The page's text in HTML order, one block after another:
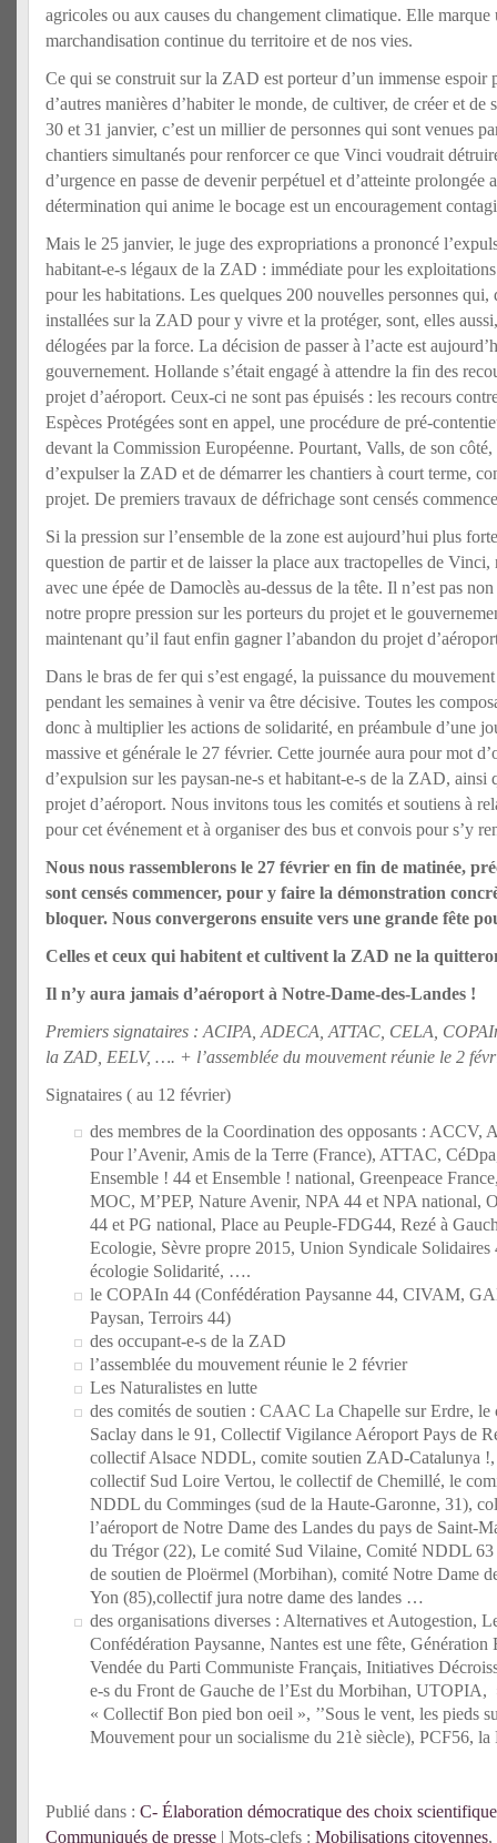
agricoles ou aux causes du changement climatique. Elle marque
marchandisation continue du territoire et de nos vies.
Ce qui se construit sur la ZAD est porteur d’un immense espoir
d’autres manières d’habiter le monde, de cultiver, de créer et de
30 et 31 janvier, c’est un millier de personnes qui sont venues
chantiers simultanés pour renforcer ce que Vinci voudrait
d’urgence en passe de devenir perpétuel et d’atteinte prolongée
détermination qui anime le bocage est un encouragement
Mais le 25 janvier, le juge des expropriations a prononcé
habitant-e-s légaux de la ZAD : immédiate pour les
pour les habitations. Les quelques 200 nouvelles personnes qui,
installées sur la ZAD pour y vivre et la protéger, sont, elles
délogées par la force. La décision de passer à l’acte est
gouvernement. Hollande s’était engagé à attendre la fin des
projet d’aéroport. Ceux-ci ne sont pas épuisés : les recours
Espèces Protégées sont en appel, une procédure de pré-
devant la Commission Européenne. Pourtant, Valls, de son
d’expulser la ZAD et de démarrer les chantiers à court terme,
projet. De premiers travaux de défrichage sont censés
Si la pression sur l’ensemble de la zone est aujourd’hui plus
question de partir et de laisser la place aux tractopelles de
avec une épée de Damoclès au-dessus de la tête. Il n’est pas
notre propre pression sur les porteurs du projet et le
maintenant qu’il faut enfin gagner l’abandon du projet
Dans le bras de fer qui s’est engagé, la puissance du
pendant les semaines à venir va être décisive. Toutes les
donc à multiplier les actions de solidarité, en préambule d’une
massive et générale le 27 février. Cette journée aura pour mot
d’expulsion sur les paysan-ne-s et habitant-e-s de la ZAD, ainsi
projet d’aéroport. Nous invitons tous les comités et soutiens à
pour cet événement et à organiser des bus et convois pour s’y
Nous nous rassemblerons le 27 février en fin de matinée,
sont censés commencer, pour y faire la démonstration
bloquer. Nous convergerons ensuite vers une grande fête
Celles et ceux qui habitent et cultivent la ZAD ne la
Il n’y aura jamais d’aéroport à Notre-Dame-des-Landes !
Premiers signataires : ACIPA, ADECA, ATTAC, CELA,
la ZAD, EELV, …. + l’assemblée du mouvement réunie le 2
Signataires ( au 12 février)
des membres de la Coordination des opposants :
Pour l’Avenir, Amis de la Terre (France), ATTAC,
Ensemble ! 44 et Ensemble ! national, Greenpeace
MOC, M’PEP, Nature Avenir, NPA 44 et NPA national,
44 et PG national, Place au Peuple-FDG44, Rezé à
Ecologie, Sèvre propre 2015, Union Syndicale Solidaires
écologie Solidarité, ….
le COPAIn 44 (Confédération Paysanne 44, CIVAM,
Paysan, Terroirs 44)
des occupant-e-s de la ZAD
l’assemblée du mouvement réunie le 2 février
Les Naturalistes en lutte
des comités de soutien : CAAC La Chapelle sur Erdre,
Saclay dans le 91, Collectif Vigilance Aéroport Pays de
collectif Alsace NDDL, comite soutien ZAD-Catalunya !,
collectif Sud Loire Vertou, le collectif de Chemillé, le
NDDL du Comminges (sud de la Haute-Garonne, 31),
l’aéroport de Notre Dame des Landes du pays de Saint-
du Trégor (22), Le comité Sud Vilaine, Comité NDDL
de soutien de Ploërmel (Morbihan), comité Notre Dame
Yon (85),collectif jura notre dame des landes …
des organisations diverses : Alternatives et Autogestion,
Confédération Paysanne, Nantes est une fête,
Vendée du Parti Communiste Français, Initiatives
e-s du Front de Gauche de l’Est du Morbihan, UTOPIA,
« Collectif Bon pied bon oeil », ’’Sous le vent, les pieds
Mouvement pour un socialisme du 21è siècle), PCF56,
Publié dans : C- Élaboration démocratique des choix
Communiqués de presse | Mots-clefs : Mobilisations citoyennes,